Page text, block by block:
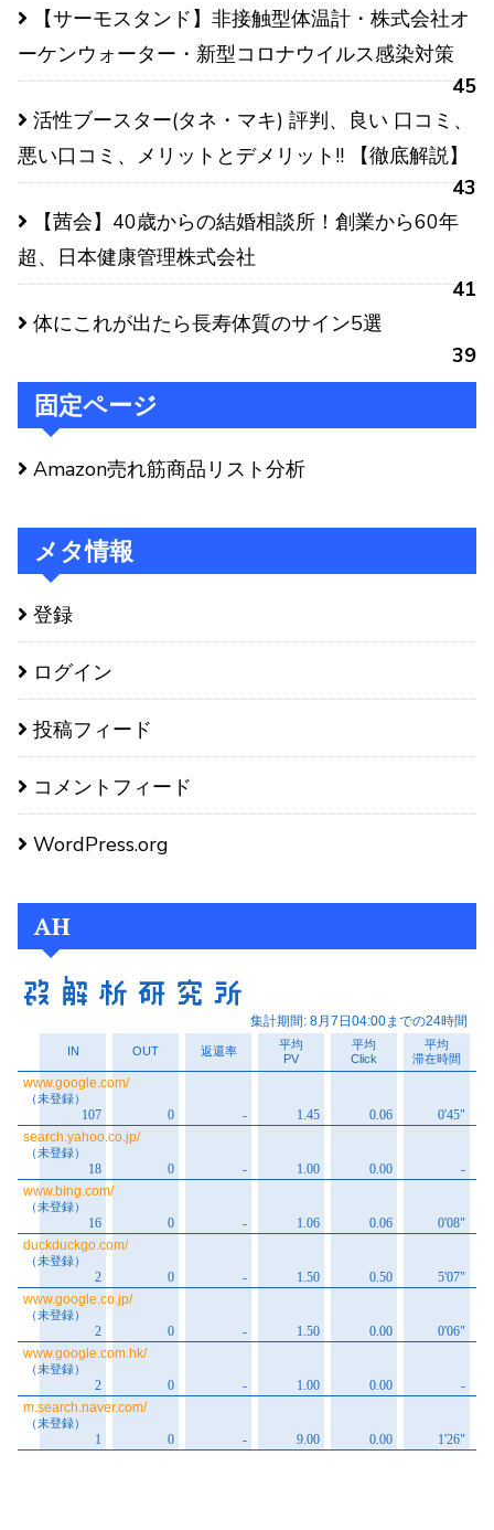
【サーモスタンド】非接触型体温計・株式会社オ
ーケンウォーター・新型コロナウイルス感染対策
45
活性ブースター(タネ・マキ) 評判、良い 口コミ、
悪い口コミ、メリットとデメリット!! 【徹底解説】
43
【茜会】40歳からの結婚相談所！創業から60年
超、日本健康管理株式会社
41
体にこれが出たら長寿体質のサイン5選
39
固定ページ
Amazon売れ筋商品リスト分析
メタ情報
登録
ログイン
投稿フィード
コメントフィード
WordPress.org
AH